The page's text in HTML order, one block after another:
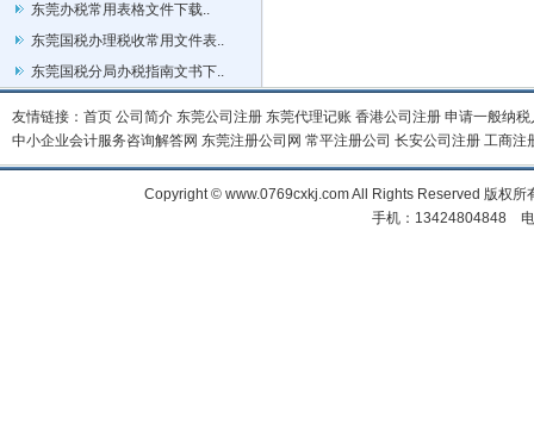
东莞办税常用表格文件下载..
东莞国税办理税收常用文件表..
东莞国税分局办税指南文书下..
友情链接： 首页 公司简介 东莞公司注册 东莞代理记账 香港公司注册 申请一般纳税
中小企业会计服务咨询解答网 东莞注册公司网 常平注册公司 长安公司注册 工商注
Copyright © www.0769cxkj.com All Rights Reserved 版权
手机：13424804848